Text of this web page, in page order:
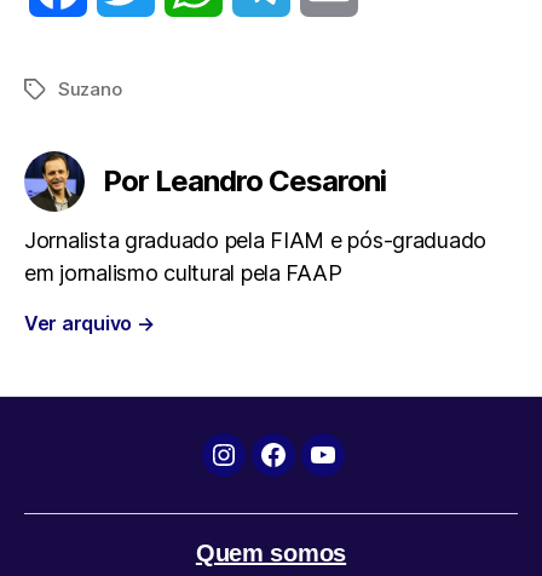
o
o
k
e A
p
r
m
TagsSuzano
Por Leandro Cesaroni
Jornalista graduado pela FIAM e pós-graduado
em jornalismo cultural pela FAAP
Ver arquivo →
Instagram
FacebookYouTube
Quem somos